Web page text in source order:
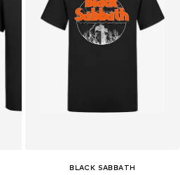
BLACK SABBATH